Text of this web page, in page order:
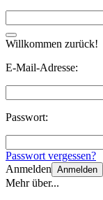
Willkommen zurück!
E-Mail-Adresse:
Passwort:
Passwort vergessen?
Anmelden Anmelden
Mehr über...